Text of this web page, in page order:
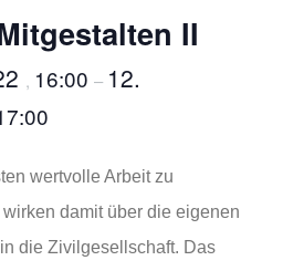
II
, 16:00 – 12.
wertvolle Arbeit zu
damit über die eigenen
die Zivilgesellschaft. Das